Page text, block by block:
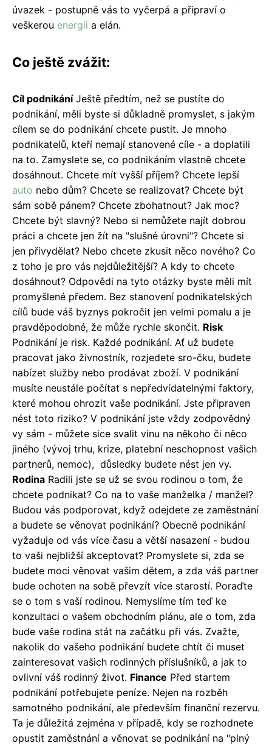
úvazek - postupně vás to vyčerpá a připraví o
veškerou energii a elán.
Co ještě zvážit:
Cíl podnikáníJeště předtím, než se pustíte do
podnikání, měli byste si důkladně promyslet, s jakým
cílem se do podnikání chcete pustit. Je mnoho
podnikatelů, kteří nemají stanovené cíle - a doplatili
na to. Zamyslete se, co podnikáním vlastně chcete
dosáhnout. Chcete mít vyšší příjem? Chcete lepší
auto nebo dům? Chcete se realizovat? Chcete být
sám sobě pánem? Chcete zbohatnout? Jak moc?
Chcete být slavný? Nebo si nemůžete najít dobrou
práci a chcete jen žít na "slušné úrovni"? Chcete si
jen přivydělat? Nebo chcete zkusit něco nového? Co
z toho je pro vás nejdůležitější? A kdy to chcete
dosáhnout? Odpovědi na tyto otázky byste měli mít
promyšlené předem. Bez stanovení podnikatelských
cílů bude váš byznys pokročit jen velmi pomalu a je
pravděpodobné, že může rychle skončit. Risk
Podnikání je risk. Každé podnikání. Ať už budete
pracovat jako živnostník, rozjedete sro-čku, budete
nabízet služby nebo prodávat zboží. V podnikání
musíte neustále počítat s nepředvídatelnými faktory,
které mohou ohrozit vaše podnikání. Jste připraven
nést toto riziko? V podnikání jste vždy zodpovědný
vy sám - můžete sice svalit vinu na někoho či něco
jiného (vývoj trhu, krize, platební neschopnost vašich
partnerů, nemoc), důsledky budete nést jen vy.
Rodina Radili jste se už se svou rodinou o tom, že
chcete podnikat? Co na to vaše manželka / manžel?
Budou vás podporovat, když odejdete ze zaměstnání
a budete se věnovat podnikání? Obecně podnikání
vyžaduje od vás více času a větší nasazení - budou
to vaši nejbližší akceptovat? Promyslete si, zda se
budete moci věnovat vašim dětem, a zda váš partner
bude ochoten na sobě převzít více starostí. Poraďte
se o tom s vaší rodinou. Nemyslíme tím teď ke
konzultaci o vašem obchodním plánu, ale o tom, zda
bude vaše rodina stát na začátku při vás. Zvažte,
nakolik do vašeho podnikání budete chtít či muset
zainteresovat vašich rodinných příslušníků, a jak to
ovlivní váš rodinný život. Finance Před startem
podnikání potřebujete peníze. Nejen na rozběh
samotného podnikání, ale především finanční rezervu.
Ta je důležitá zejména v případě, kdy se rozhodnete
opustit zaměstnání a věnovat se podnikání na "plný